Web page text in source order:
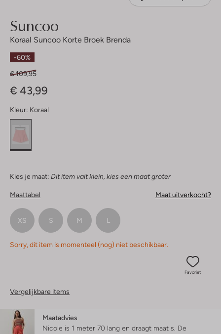
Suncoo
Koraal Suncoo Korte Broek Brenda
-60%
€ 109,95
€ 43,99
Kleur: Koraal
Kies je maat: Dit item valt klein, kies een maat groter
Maattabel Maat uitverkocht?
XS S M L
Sorry, dit item is momenteel (nog) niet beschikbaar.
Favoriet
Vergelijkbare items
Maatadvies
Nicole is 1 meter 70 lang en draagt maat s. De